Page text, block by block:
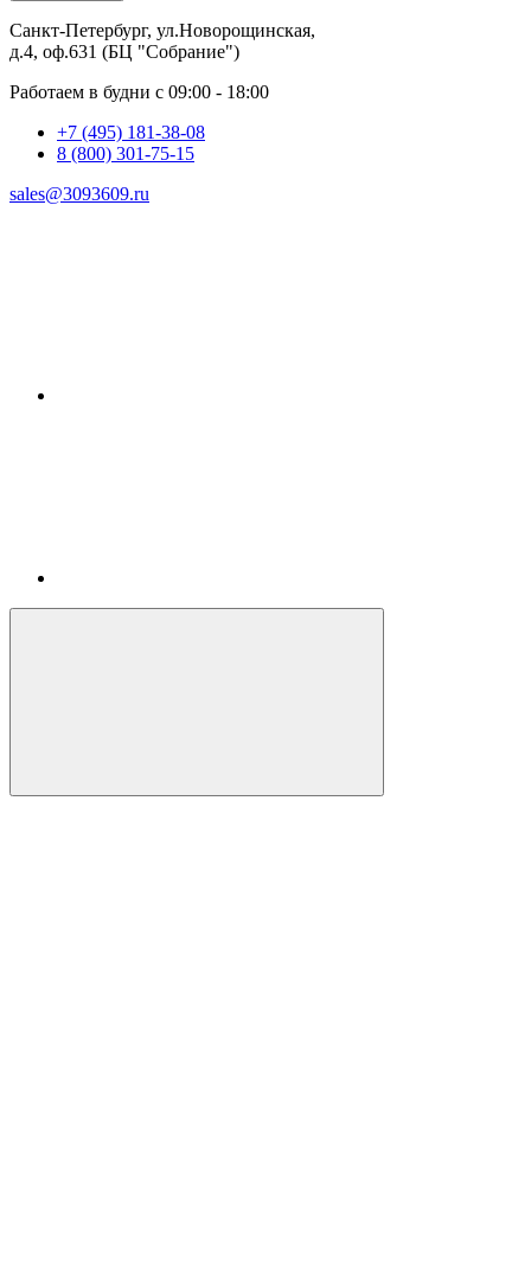
Санкт-Петербург, ул.Новорощинская,
д.4, оф.631 (БЦ "Собрание")
Работаем в будни с 09:00 - 18:00
+7 (495) 181-38-08
8 (800) 301-75-15
sales@3093609.ru